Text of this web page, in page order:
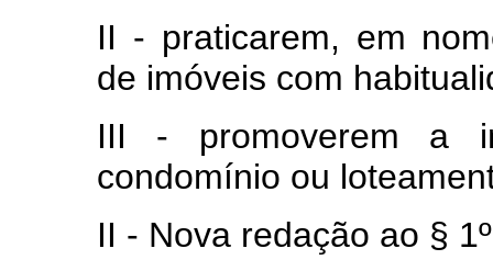
II - praticarem, em
de imóveis com
III - promoverem a
condomínio ou
II - Nova redação ao §